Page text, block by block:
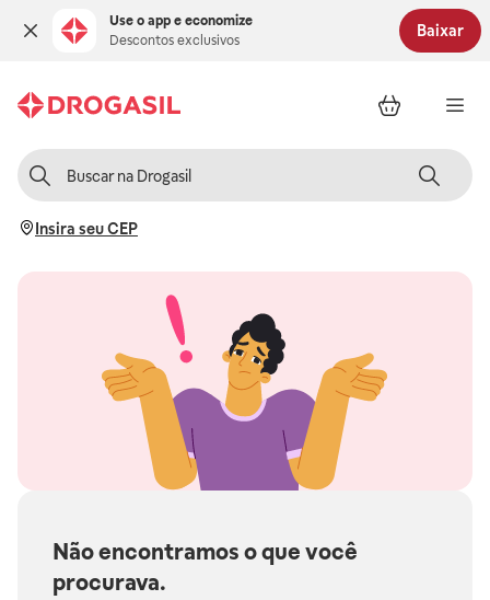
Use o app e economize
Descontos exclusivos
Baixar
Insira seu CEP
Não encontramos o que você
procurava.